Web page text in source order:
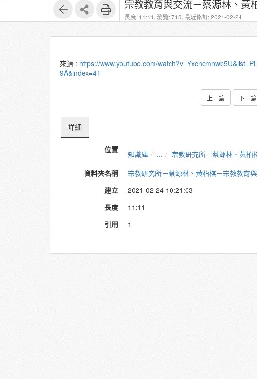
宗教教育與交流－蔡源林、
長度: 11:11, 瀏覽: 713, 最近修訂: 2021-02-24
來源 : https://www.youtube.com/
9A&index=41
上一篇 下一篇
詳細
位置 知識庫 ...
宗教研究所－蔡源林、黃柏
資料夾名稱
宗教研究所－蔡源林、黃柏棋－宗教教育
建立
2021-02-24 10:21:03
長度
11:11
引用
1